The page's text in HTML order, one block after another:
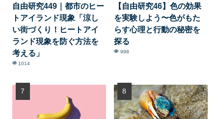
自由研究449｜都市のヒー
トアイランド現象「涼し
い街づくり！ヒートアイ
ランド現象を防ぐ方法を
考える」
1014
【自由研究46】色の効果
を実験しよう〜色がもた
らす心理と行動の秘密を
探る
998